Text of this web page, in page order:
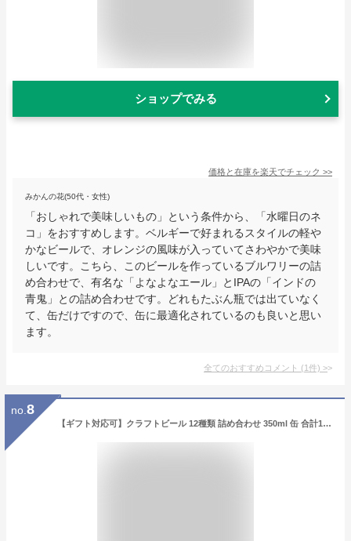
ショップでみる
価格と在庫を楽天でチェック >>
みかんの花(50代・女性)
「おしゃれで美味しいもの」という条件から、「水曜日のネ
コ」をおすすめします。ベルギーで好まれるスタイルの軽や
かなビールで、オレンジの風味が入っていてさわやかで美味
しいです。こちら、このビールを作っているブルワリーの詰
め合わせで、有名な「よなよなエール」とIPAの「インドの
青鬼」との詰め合わせです。どれもたぶん瓶では出ていなく
て、缶だけですので、缶に最適化されているのも良いと思い
ます。
全てのおすすめコメント (1件) >
no. 8
【ギフト対応可】クラフトビール 12種類 詰め合わせ 350ml 缶 合計12本セット 地域別 送料無料 ビール お酒 ギフト プレゼント 飲み比べ 母の日 父の日